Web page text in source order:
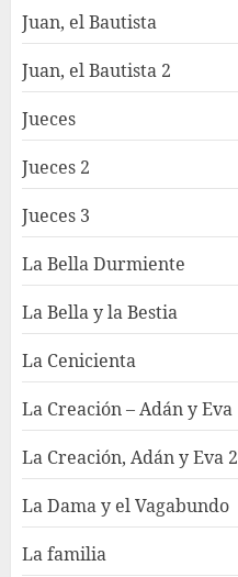
Juan, el Bautista
Juan, el Bautista 2
Jueces
Jueces 2
Jueces 3
La Bella Durmiente
La Bella y la Bestia
La Cenicienta
La Creación – Adán y Eva
La Creación, Adán y Eva 2
La Dama y el Vagabundo
La familia